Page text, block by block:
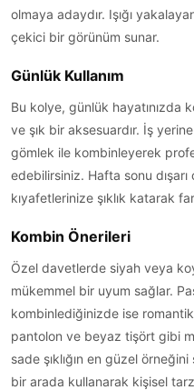
olmaya adaydır. Işığı
çekici bir görünüm sunar.
Günlük Kullanım
Bu kolye, günlük hayatınızda
ve şık bir aksesuardır. İş
gömlek ile kombinleyerek
edebilirsiniz. Hafta sonu dışarı
kıyafetlerinize şıklık katarak
Kombin Önerileri
Özel davetlerde siyah veya
mükemmel bir uyum sağlar.
kombinlediğinizde ise
pantolon ve beyaz tişört gibi
sade şıklığın en güzel
bir arada kullanarak kişisel